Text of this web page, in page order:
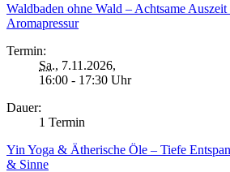
Waldbaden ohne Wald – Achtsame
Aromapressur
Termin:
Sa., 7.11.2026,
16:00 - 17:30 Uhr
Dauer:
1 Termin
Yin Yoga & Ätherische Öle – Tiefe
& Sinne